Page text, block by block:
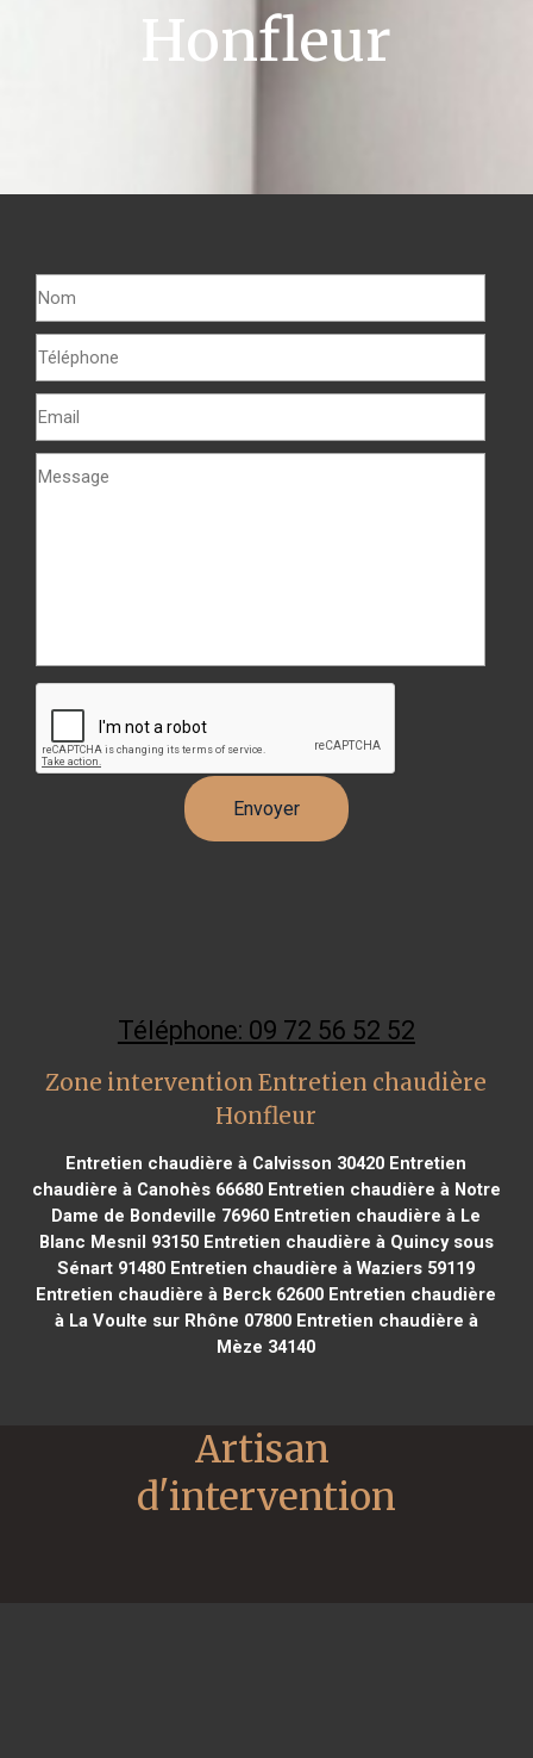
Honfleur
Téléphone: 09 72 56 52 52
Zone intervention Entretien chaudière
Honfleur
Entretien chaudière à Calvisson 30420 Entretien
chaudière à Canohès 66680Entretien chaudière à Notre
Dame de Bondeville 76960 Entretien chaudière à Le
Blanc Mesnil 93150Entretien chaudière à Quincy sous
Sénart 91480 Entretien chaudière à Waziers 59119
Entretien chaudière à Berck 62600 Entretien chaudière
à La Voulte sur Rhône 07800Entretien chaudière à
Mèze 34140
Artisan
d'intervention